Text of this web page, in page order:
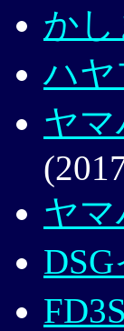
かし
ハヤ
ヤ
ヤマ